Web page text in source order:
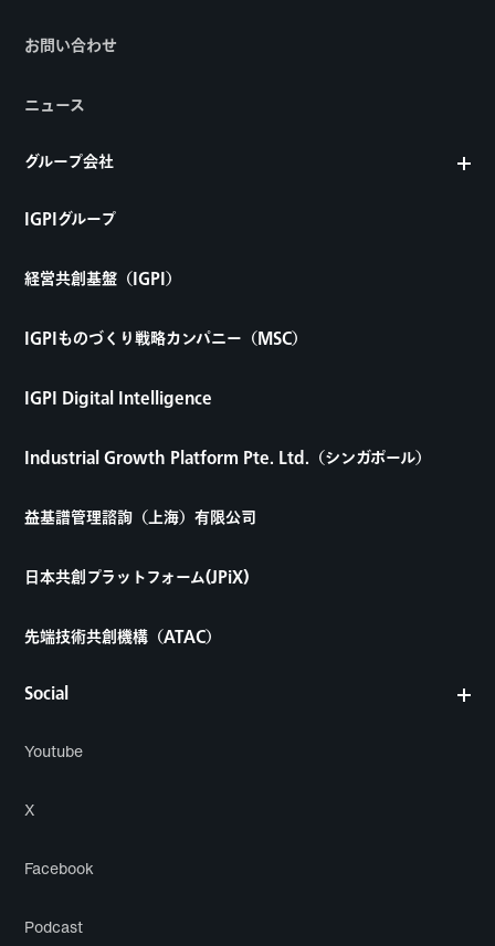
Social
Youtube
X
Facebook
Podcast
お問い合わせ
ニュース
グループ会社
IGPIグループ
経営共創基盤（IGPI）
IGPIものづくり戦略カンパニー（MSC）
IGPI Digital Intelligence
Industrial Growth Platform Pte. Ltd.（シンガポール）
益基譜管理諮詢（上海）有限公司
日本共創プラットフォーム(JPiX)
先端技術共創機構（ATAC）